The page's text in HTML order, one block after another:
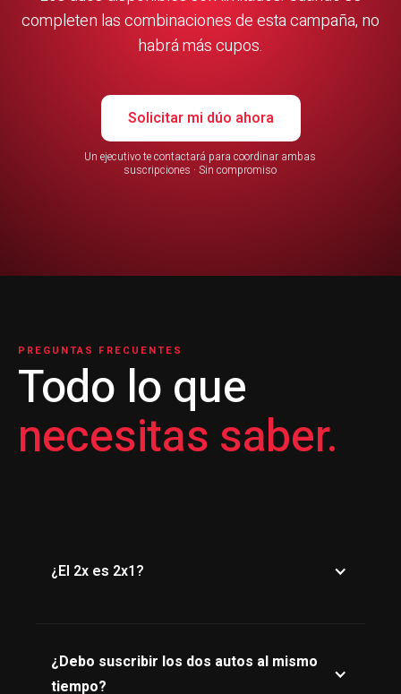
completen las combinaciones de esta campaña, no
habrá más cupos.
Solicitar mi dúo ahora
Un ejecutivo te contactará para coordinar ambas
suscripciones · Sin compromiso
PREGUNTAS FRECUENTES
Todo lo que
necesitas saber.
¿El 2x es 2x1?
tiene su propio contrato y valor. La suma de
ambas cuotas es el total publicado.
¿Debo suscribir los dos autos al mismo
tiempo?